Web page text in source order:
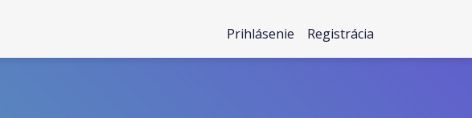
Prihlásenie Registrácia